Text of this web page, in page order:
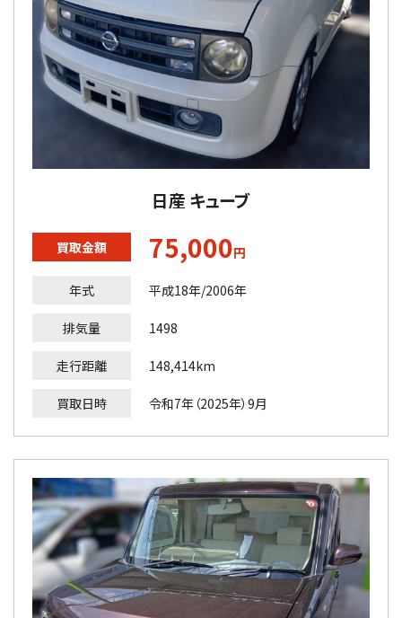
日産 キューブ
買取金額 75,000円
年式 平成18年/2006年
排気量 1498
走行距離 148,414km
買取日時 令和7年（2025年）9月